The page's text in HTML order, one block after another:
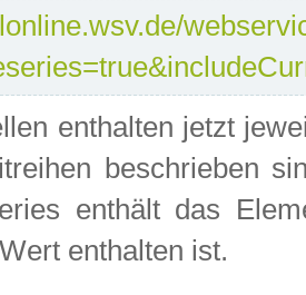
enthalten jetzt
beschrieben
enthält das
enthalten ist.